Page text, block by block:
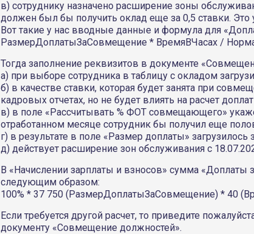
в) сотруднику назначено расширение зоны
должен был бы получить оклад еще за 0,5 ставки. Это
Вот такие у нас вводные данные и формула для
РазмерДоплатыЗаСовмещение * ВремяВЧасах /
Тогда заполнение реквизитов в документе
а) при выборе сотрудника в таблицу с окладом
б) в качестве ставки, которая будет занята при
кадровых отчетах, но не будет влиять на расчет
в) в поле «Рассчитывать % ФОТ совмещающего»
отработанном месяце сотрудник бы получил еще
г) в результате в поле «Размер доплаты» загрузилось
д) действует расширение зон обслуживания с
В «Начислении зарплаты и взносов» сумма «Доплаты
следующим образом:
100% * 37 750 (РазмерДоплатыЗаСовмещение) * 40
Если требуется другой расчет, то приведите
документу «Совмещение должностей».